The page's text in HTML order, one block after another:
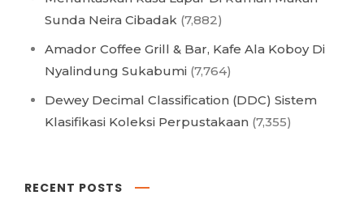
Sunda Neira Cibadak (7,882)
Amador Coffee Grill & Bar, Kafe Ala Koboy Di
Nyalindung Sukabumi (7,764)
Dewey Decimal Classification (DDC) Sistem
Klasifikasi Koleksi Perpustakaan (7,355)
RECENT POSTS